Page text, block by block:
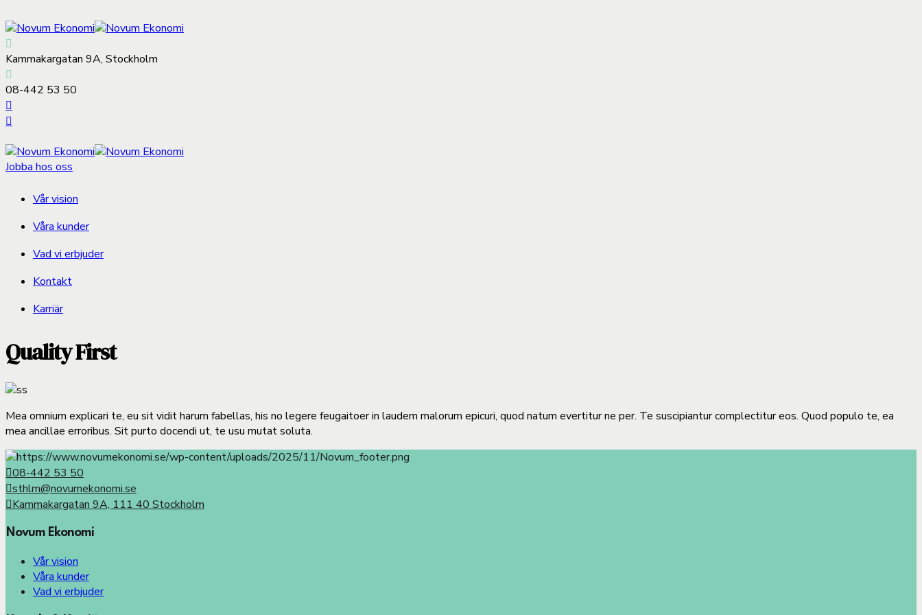
Kammakargatan 9A, Stockholm
08-442 53 50
Jobba hos oss
Vår vision
Våra kunder
Vad vi erbjuder
Kontakt
Karriär
Quality First
Mea omnium explicari te, eu sit vidit harum fabellas, his no legere feugaitoer in laudem malorum epicuri, quod natum evertitur ne per. Te suscipiantur complectitur eos. Quod populo te, ea
mea ancillae erroribus. Sit purto docendi ut, te usu mutat soluta.
08-442 53 50
sthlm@novumekonomi.se
Kammakargatan 9A, 111 40 Stockholm
Novum Ekonomi
Vår vision
Våra kunder
Vad vi erbjuder